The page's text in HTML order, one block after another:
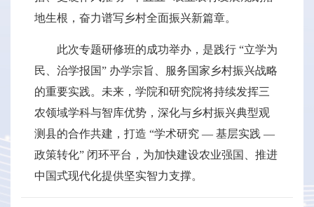
地生根，奋力谱写乡村全面振兴新篇章。
此次专题研修班的成功举办，是践行 “立学为
民、治学报国” 办学宗旨、服务国家乡村振兴战略
的重要实践。未来，学院和研究院将持续发挥三
农领域学科与智库优势，深化与乡村振兴典型观
测县的合作共建，打造 “学术研究 — 基层实践 —
政策转化” 闭环平台，为加快建设农业强国、推进
中国式现代化提供坚实智力支撑。